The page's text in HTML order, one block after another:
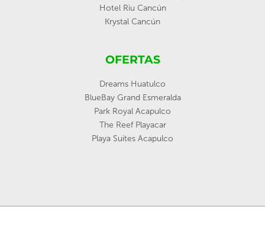
Hotel Riu Cancún
Krystal Cancún
OFERTAS
Dreams Huatulco
BlueBay Grand Esmeralda
Park Royal Acapulco
The Reef Playacar
Playa Suites Acapulco